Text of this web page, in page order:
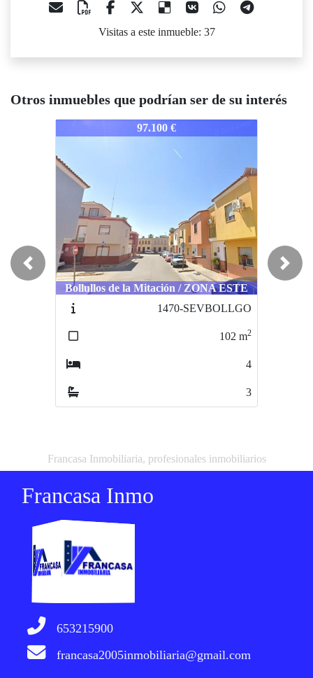
Visitas a este inmueble: 37
Otros inmuebles que podrían ser de su interés
Bollullos de la Mitación / ZONA ESTE
1470-SEVBOLLGO
1725-SEVMARIG
71.300 €
Coria del Río / CERCA DEL IES
RODRIGO CARO
1264-SEVCORBAT
74m
Previous Next
Francasa Inmobiliaria, profesionales inmobiliarios
Francasa Inmo
653215900
francasa2005inmobiliaria@gmail.com